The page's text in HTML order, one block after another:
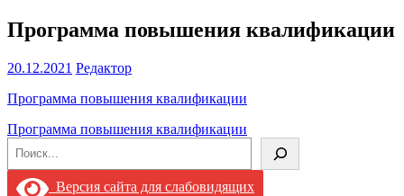
Программа повышения квалификации
20.12.2021 Редактор
Программа повышения квалификации
Навигация
по
записям
Программа повышения квалификации
Версия сайта для слабовидящих